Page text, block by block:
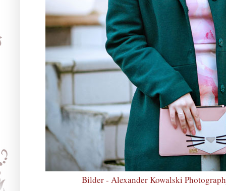
Bilder - Alexander Kowalski